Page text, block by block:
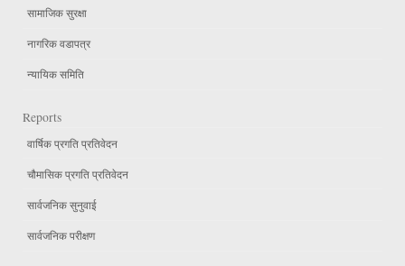
सामाजिक सुरक्षा
नागरिक वडापत्र
न्यायिक समिति
Reports
वार्षिक प्रगति प्रतिवेदन
चौमासिक प्रगति प्रतिवेदन
सार्वजनिक सुनुवाई
सार्वजनिक परीक्षण